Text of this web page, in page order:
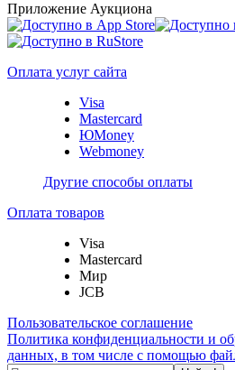
Приложение Аукциона
Оплата услуг сайта
Visa
Mastercard
ЮMoney
Webmoney
Другие способы оплаты
Оплата товаров
Visa
Mastercard
Мир
JCB
Пользовательское соглашение
Политика конфиденциальности и
данных, в том числе с помощью